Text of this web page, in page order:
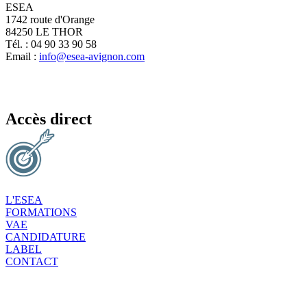
ESEA
1742 route d'Orange
84250 LE THOR
Tél. : 04 90 33 90 58
Email : info@esea-avignon.com
Accès direct
L'ESEA
FORMATIONS
VAE
CANDIDATURE
LABEL
CONTACT